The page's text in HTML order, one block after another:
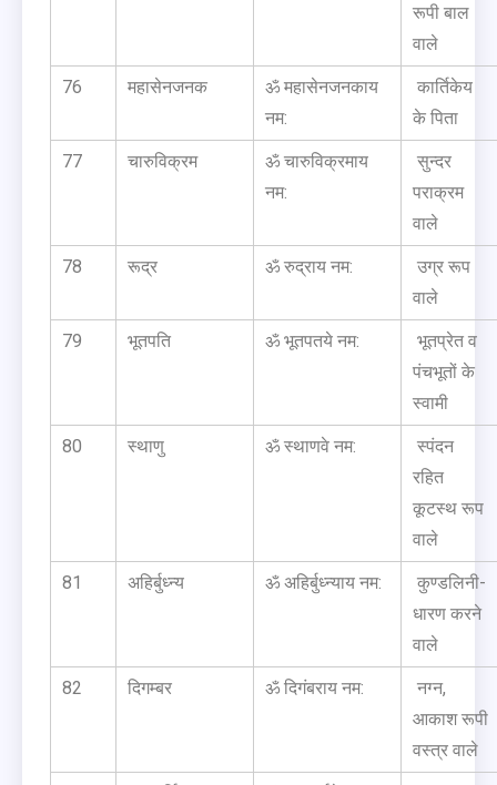
रूपी बाल
वाले
76 महासेनजनक
ॐ महासेनजनकाय
नम:
कार्तिकेय
के पिता
77 चारुविक्रम
ॐ चारुविक्रमाय
नम:
सुन्दर
पराक्रम
वाले
78 रूद्र ॐ रुद्राय नम:
उग्र रूप
वाले
79 भूतपति ॐ भूतपतये नम:
भूतप्रेत व
पंचभूतों के
स्वामी
80 स्थाणु ॐ स्थाणवे नम:
स्पंदन
रहित
कूटस्थ रूप
वाले
81 अहिर्बुध्न्य ॐ अहिर्बुध्न्याय नम:
कुण्डलिनी-
धारण करने
वाले
82 दिगम्बर ॐ दिगंबराय नम:
नग्न,
आकाश रूपी
वस्त्र वाले